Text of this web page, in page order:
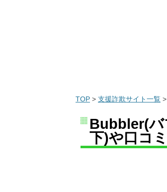
TOP > 支援詐欺サイト一覧 >
Bubbler(バ
下)や口コ